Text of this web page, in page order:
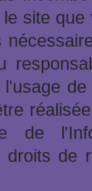
site
de
droits de